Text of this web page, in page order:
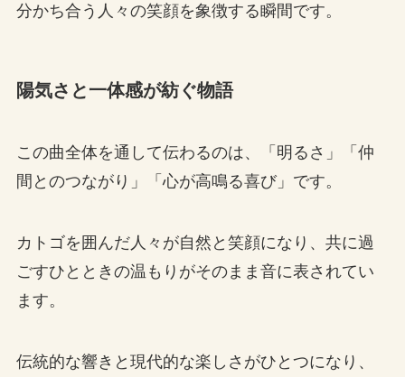
分かち合う人々の笑顔を象徴する瞬間です。
陽気さと一体感が紡ぐ物語
この曲全体を通して伝わるのは、「明るさ」「仲
間とのつながり」「心が高鳴る喜び」です。
カトゴを囲んだ人々が自然と笑顔になり、共に過
ごすひとときの温もりがそのまま音に表されてい
ます。
伝統的な響きと現代的な楽しさがひとつになり、